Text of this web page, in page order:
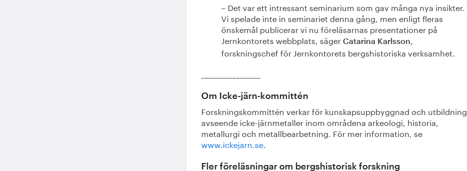
– Det var ett intressant seminarium som gav många nya insikter.
Vi spelade inte in seminariet denna gång, men enligt fleras
önskemål publicerar vi nu föreläsarnas presentationer på
Jernkontorets webbplats, säger Catarina Karlsson,
forskningschef för Jernkontorets bergshistoriska verksamhet.
Om Icke-järn-kommittén
Forskningskommittén verkar för kunskapsuppbyggnad och utbildning
avseende icke-järnmetaller inom områdena arkeologi, historia,
metallurgi och metallbearbetning. För mer information, se
www.ickejarn.se.
Fler föreläsningar om bergshistorisk forskning